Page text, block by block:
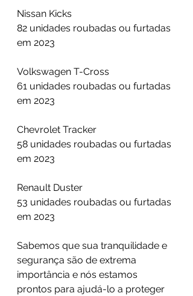
Nissan Kicks
82 unidades roubadas ou furtadas
em 2023
Volkswagen T-Cross
61 unidades roubadas ou furtadas
em 2023
Chevrolet Tracker
58 unidades roubadas ou furtadas
em 2023
Renault Duster
53 unidades roubadas ou furtadas
em 2023
Sabemos que sua tranquilidade e
segurança são de extrema
importância e nós estamos
prontos para ajudá-lo a proteger